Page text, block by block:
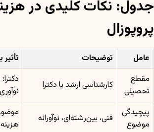
جدول: نکات کلیدی در
پروپوزال
عامل توضیحات
مقطع
تحصیلی
کارشناسی ارشد یا دکترا
پیچیدگی
موضوع
فنی، بین‌رشته‌ای، نوآورانه